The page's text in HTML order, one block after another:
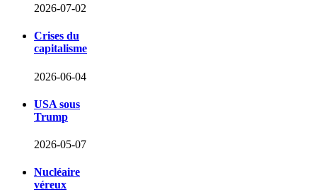
2026-07-02
Crises du
capitalisme
2026-06-04
USA sous
Trump
2026-05-07
Nucléaire
véreux